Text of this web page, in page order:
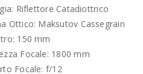
Riflettore Catadiottrico
Ottico: Maksutov Cassegrain
150 mm
Focale: 1800 mm
Focale: f/12